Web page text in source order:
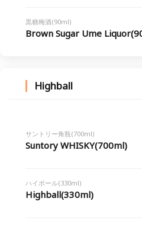
黒糖梅酒(90ml)
Brown Sugar Ume
Highball
サントリー角瓶(700ml)
Suntory WHISKY(700ml)
ハイボール(330ml)
Highball(330ml)